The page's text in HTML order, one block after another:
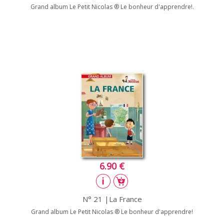
Grand album Le Petit Nicolas ® Le bonheur d'apprendre!.
6.90 €
N° 21 |La France
Grand album Le Petit Nicolas ® Le bonheur d'apprendre!